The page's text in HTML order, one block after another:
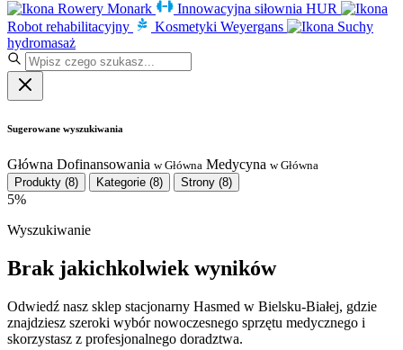
Rowery Monark
Innowacyjna siłownia HUR
Robot rehabilitacyjny
Kosmetyki Weyergans
Suchy
hydromasaż
Sugerowane wyszukiwania
Główna Dofinansowania w Główna Medycyna w Główna
Produkty (8) Kategorie (8) Strony (8)
5%
Wyszukiwanie
Brak jakichkolwiek wyników
Odwiedź nasz sklep stacjonarny Hasmed w Bielsku-Białej, gdzie
znajdziesz szeroki wybór nowoczesnego sprzętu medycznego i
skorzystasz z profesjonalnego doradztwa.